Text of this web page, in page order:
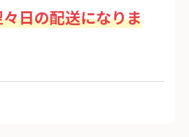
日の配送になりま